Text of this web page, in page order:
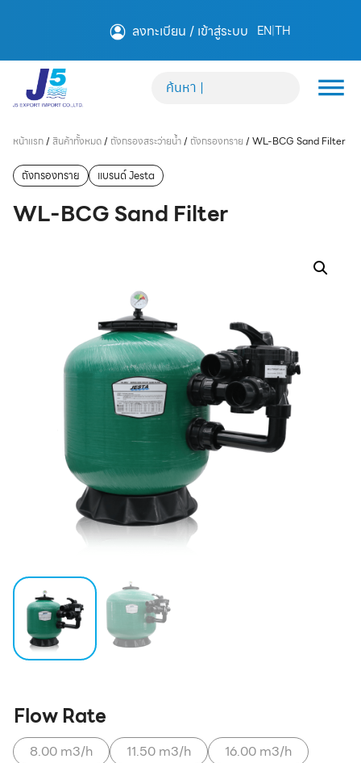
ลงทะเบียน / เข้าสู่ระบบ EN|TH
หน้าแรก/ สินค้าทั้งหมด/ ถังกรองสระว่ายน้ำ/ ถังกรองทราย / WL-BCG Sand Filter
ถังกรองทราย แบรนด์ Jesta
WL-BCG Sand Filter
Flow Rate
8.00 m3/h 11.50 m3/h
16.00 m3/h